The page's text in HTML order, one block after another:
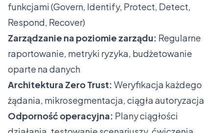
funkcjami (Govern, Identify, Protect, Detect,
Respond, Recover)
Zarządzanie na poziomie zarządu: Regularne
raportowanie, metryki ryzyka, budżetowanie
oparte na danych
Architektura Zero Trust: Weryfikacja każdego
żądania, mikrosegmentacja, ciągła autoryzacja
Odporność operacyjna: Plany ciągłości